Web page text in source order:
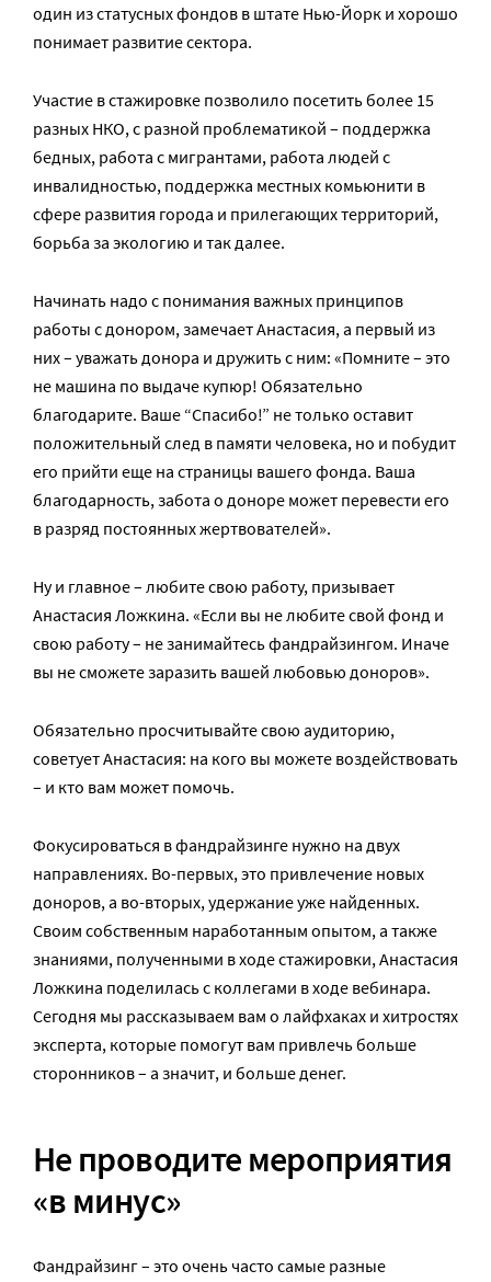
один из статусных фондов в штате Нью-Йорк и хорошо
понимает развитие сектора.
Участие в стажировке позволило посетить более 15
разных НКО, с разной проблематикой – поддержка
бедных, работа с мигрантами, работа людей с
инвалидностью, поддержка местных комьюнити в
сфере развития города и прилегающих территорий,
борьба за экологию и так далее.
Начинать надо с понимания важных принципов
работы с донором, замечает Анастасия, а первый из
них – уважать донора и дружить с ним: «Помните – это
не машина по выдаче купюр! Обязательно
благодарите. Ваше “Спасибо!” не только оставит
положительный след в памяти человека, но и побудит
его прийти еще на страницы вашего фонда. Ваша
благодарность, забота о доноре может перевести его
в разряд постоянных жертвователей».
Ну и главное – любите свою работу, призывает
Анастасия Ложкина. «Если вы не любите свой фонд и
свою работу – не занимайтесь фандрайзингом. Иначе
вы не сможете заразить вашей любовью доноров».
Обязательно просчитывайте свою аудиторию,
советует Анастасия: на кого вы можете воздействовать
– и кто вам может помочь.
Фокусироваться в фандрайзинге нужно на двух
направлениях. Во-первых, это привлечение новых
доноров, а во-вторых, удержание уже найденных.
Своим собственным наработанным опытом, а также
знаниями, полученными в ходе стажировки, Анастасия
Ложкина поделилась с коллегами в ходе вебинара.
Сегодня мы рассказываем вам о лайфхаках и хитростях
эксперта, которые помогут вам привлечь больше
сторонников – а значит, и больше денег.
Не проводите мероприятия
«в минус»
Фандрайзинг – это очень часто самые разные